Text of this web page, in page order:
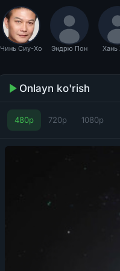
Чинь Сиу-Хо Эндрю Пон
Onlayn ko'rish
480p 720p 1080p